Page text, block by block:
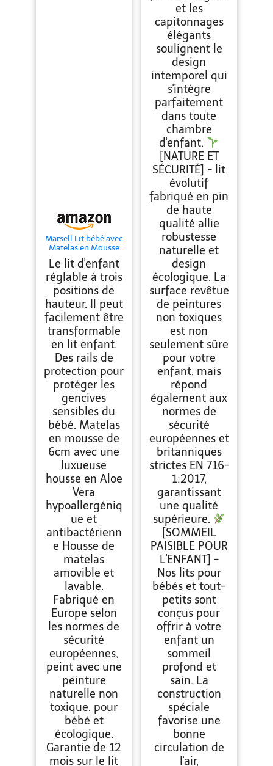
Marsell Lit bébé avec
Matelas en Mousse
Aloe Vera des Rails
de Protection
Réglables en Hauteur
Blanc Transformable
en lit Enfant
Le lit d'enfant
réglable à trois
positions de
hauteur. Il peut
facilement être
transformable
en lit enfant.
Des rails de
protection pour
protéger les
gencives
sensibles du
bébé. Matelas
en mousse de
6cm avec une
luxueuse
housse en Aloe
Vera
hypoallergéniq
ue et
antibactérienn
e Housse de
matelas
amovible et
lavable.
Fabriqué en
Europe selon
les normes de
sécurité
européennes,
peint avec une
peinture
naturelle non
toxique, pour
bébé et
écologique.
Garantie de 12
mois sur le lit
et les
capitonnages
élégants
soulignent le
design
intemporel qui
s'intègre
parfaitement
dans toute
chambre
d'enfant.
[NATURE ET
SÉCURITÉ] - lit
évolutif
fabriqué en pin
de haute
qualité allie
robustesse
naturelle et
design
écologique. La
surface revêtue
de peintures
non toxiques
est non
seulement sûre
pour votre
enfant, mais
répond
également aux
normes de
sécurité
européennes et
britanniques
strictes EN 716-
1:2017,
garantissant
une qualité
supérieure.
[SOMMEIL
PAISIBLE POUR
L'ENFANT] -
Nos lits pour
bébés et tout-
petits sont
conçus pour
offrir à votre
enfant un
sommeil
profond et
sain. La
construction
spéciale
favorise une
bonne
circulation de
l'air,